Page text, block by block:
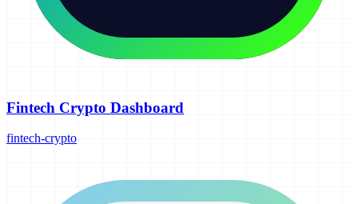
Fintech Crypto Dashboard
fintech-crypto